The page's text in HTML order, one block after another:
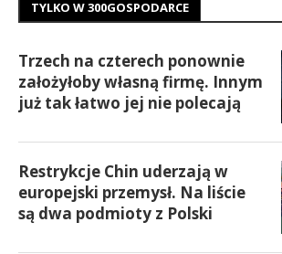
TYLKO W 300GOSPODARCE
Trzech na czterech ponownie
założyłoby własną firmę. Innym
już tak łatwo jej nie polecają
Restrykcje Chin uderzają w
europejski przemysł. Na liście
są dwa podmioty z Polski